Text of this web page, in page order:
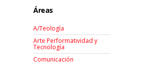
Áreas
A/Teología
Arte Performatividad y
Tecnología
Comunicación